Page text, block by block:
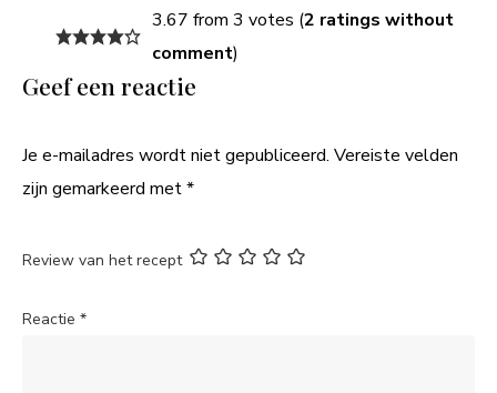
3.67 from 3 votes (2 ratings without
comment)
Geef een reactie
Je e-mailadres wordt niet gepubliceerd. Vereiste velden
zijn gemarkeerd met*
Review van het recept
Reactie *